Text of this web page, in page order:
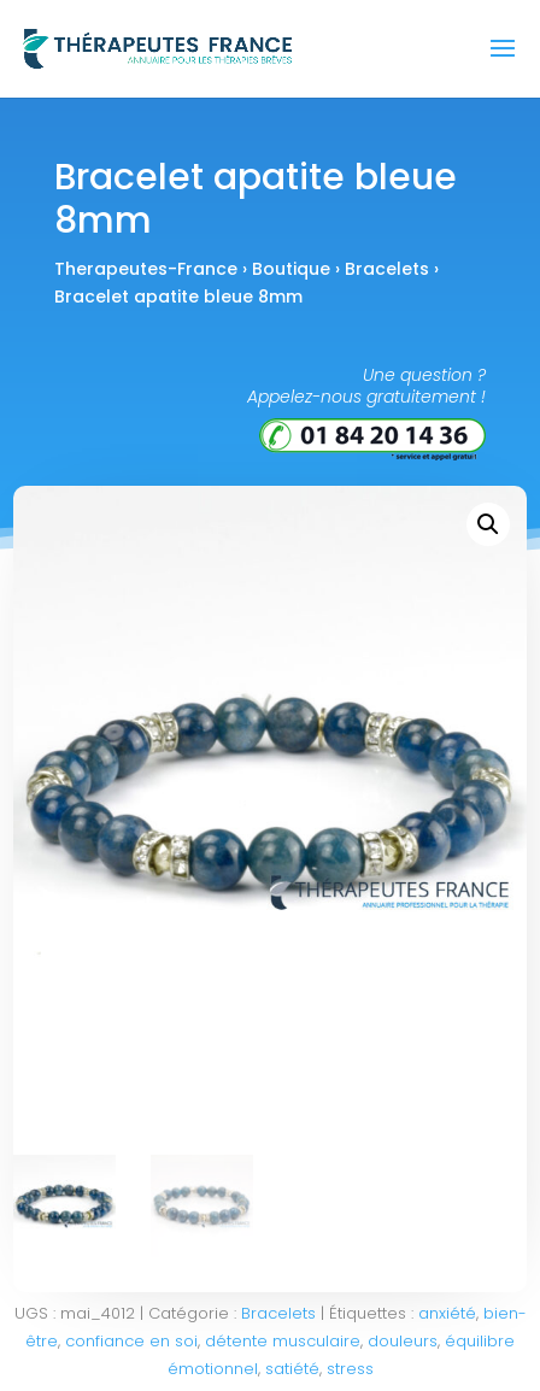
Bracelet apatite bleue
8mm
Therapeutes-France› Boutique› Bracelets ›
Bracelet apatite bleue 8mm
Une question ?
Appelez-nous gratuitement !
UGS : mai_4012 Catégorie : Bracelets Étiquettes : anxiété, bien-
être, confiance en soi, détente musculaire, douleurs, équilibre
émotionnel, satiété, stress